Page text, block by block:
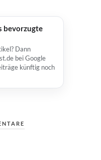
bevorzugte
Dann
bei Google
künftig noch